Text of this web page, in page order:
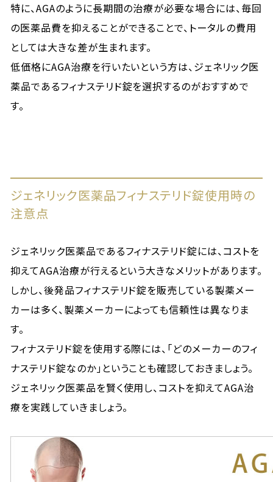
特に、AGAのように長期間の治療が必要な場合には、毎回
の医薬品費を抑えることができることで、トータルの費用
としては大きな差が生まれます。
低価格にAGA治療を行いたいという方は、ジェネリック医
薬品であるフィナステリド錠を選択するのがおすすめで
す。
ジェネリック医薬品フィナステリド錠使用時の
注意点
ジェネリック医薬品であるフィナステリド錠には、コストを
抑えてAGA治療が行えるという大きなメリットがあります。
しかし、後発品フィナステリド錠を販売している製薬メー
カーは多く、製薬メーカーによっても信頼性は異なりま
す。
フィナステリド錠を使用する際には、「どのメーカーのフィ
ナステリド錠なのか」ということも確認しておきましょう。
ジェネリック医薬品を賢く使用し、コストを抑えてAGA治
療を実践していきましょう。